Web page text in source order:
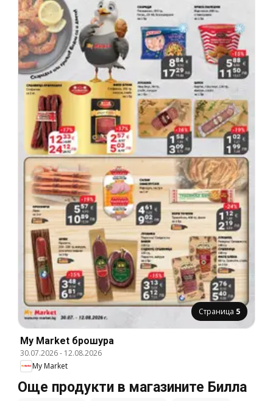
Страница 5
My Market брошура
30.07.2026- 12.08.2026
My Market
Още продукти в магазините Билла